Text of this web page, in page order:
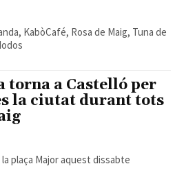
KabòCafé, Rosa de Maig, Tuna de
torna a Castelló per
la ciutat durant tots
plaça Major aquest dissabte